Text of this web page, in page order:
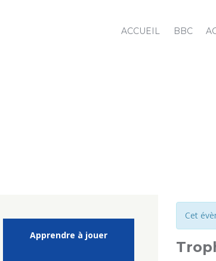
ACCUEIL BBC
Cet
Apprendre à jouer